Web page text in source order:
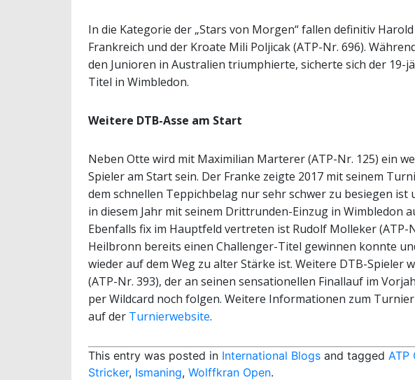
In die Kategorie der „Stars von Morgen“ fallen definitiv
Frankreich und der Kroate Mili Poljicak (ATP-Nr. 696).
den Junioren in Australien triumphierte, sicherte sich der 19-
Titel in Wimbledon.
Weitere DTB-Asse am Start
Neben Otte wird mit Maximilian Marterer (ATP-Nr. 125) ein
Spieler am Start sein. Der Franke zeigte 2017 mit seinem
dem schnellen Teppichbelag nur sehr schwer zu besiegen ist
in diesem Jahr mit seinem Drittrunden-Einzug in Wimbledon
Ebenfalls fix im Hauptfeld vertreten ist Rudolf Molleker (ATP-
Heilbronn bereits einen Challenger-Titel gewinnen konnte
wieder auf dem Weg zu alter Stärke ist. Weitere DTB-Spieler
(ATP-Nr. 393), der an seinen sensationellen Finallauf im
per Wildcard noch folgen. Weitere Informationen zum
auf der Turnierwebsite.
This entry was posted in International Blogs and tagged ATP
Stricker, Ismaning, Wolffkran Open.